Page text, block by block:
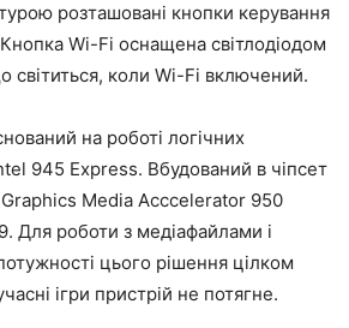
розташовані кнопки керування
Wi-Fi оснащена світлодіодом
світиться, коли Wi-Fi включений.
на роботі логічних
945 Express. Вбудований в чіпсет
Media Acccelerator 950
Для роботи з медіафайлами і
цього рішення цілком
ігри пристрій не потягне.